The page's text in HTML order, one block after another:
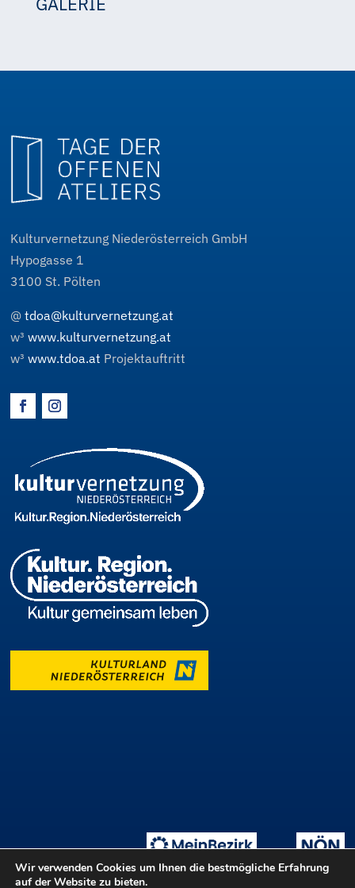
Kulturvernetzung Niederösterreich GmbH
Hypogasse 1
3100 St. Pölten
@tdoa@kulturvernetzung.at
w³www.kulturvernetzung.at
w³www.tdoa.at Projektauftritt
Wir verwenden Cookies um Ihnen die bestmögliche Erfahrung
auf der Website zu bieten.